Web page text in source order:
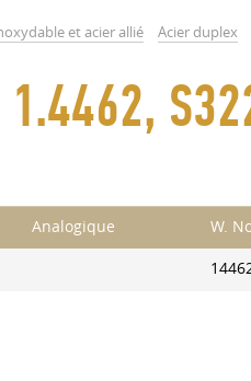
et acier allié Acier duplex
1.4462,
Analogique W.